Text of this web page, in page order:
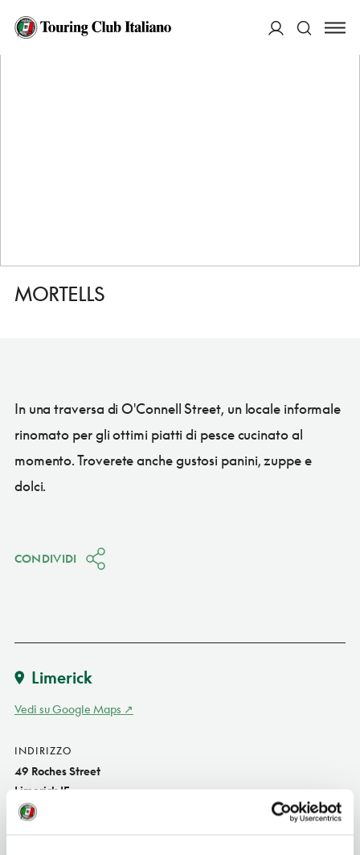
HOME
MORTELLS
In una traversa di O'Connell Street, un locale informale
rinomato per gli ottimi piatti di pesce cucinato al
momento. Troverete anche gustosi panini, zuppe e
dolci.
CONDIVIDI
Limerick
Vedi su Google Maps
INDIRIZZO
49 Roches Street
Limerick IE
SITO WEB